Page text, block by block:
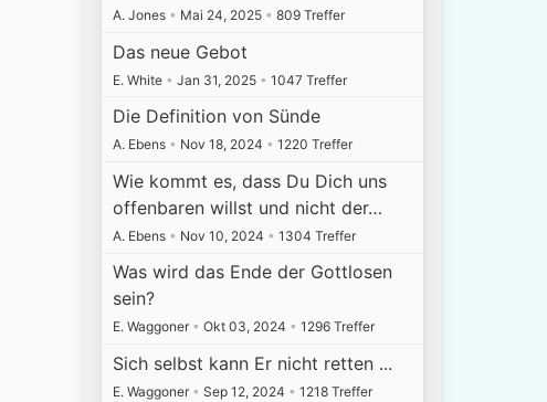
A. Jones • Mai 24, 2025 • 809 Treffer
Das neue Gebot
E. White • Jan 31, 2025 • 1047 Treffer
Die Definition von Sünde
A. Ebens • Nov 18, 2024 • 1220 Treffer
Wie kommt es, dass Du Dich uns
offenbaren willst und nicht der…
A. Ebens • Nov 10, 2024 • 1304 Treffer
Was wird das Ende der Gottlosen
sein?
E. Waggoner • Okt 03, 2024 • 1296 Treffer
Sich selbst kann Er nicht retten ...
E. Waggoner • Sep 12, 2024 • 1218 Treffer